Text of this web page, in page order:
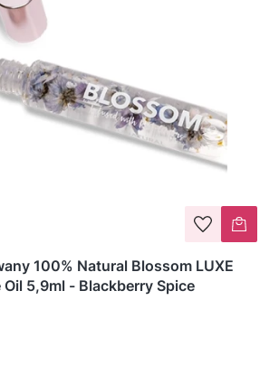
Natural Blossom LUXE
Oil 5,9ml - Blackberry Spice